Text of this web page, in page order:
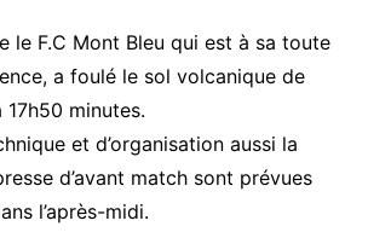
le F.C Mont Bleu qui est à sa toute
a foulé le sol volcanique de
17h50 minutes.
et d’organisation aussi la
d’avant match sont prévues
l’après-midi.